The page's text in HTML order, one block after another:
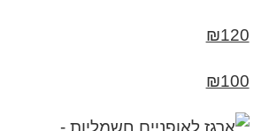
₪120
₪100